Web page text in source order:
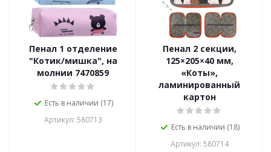
Пенал 1 отделение
"Котик/мишка", на
молнии 7470859
Есть в наличии (17)
Артикул: 580713
Пенал 2 секции,
125×205×40 мм,
«Коты»,
ламинированный
картон
Есть в наличии (18)
Артикул: 580714